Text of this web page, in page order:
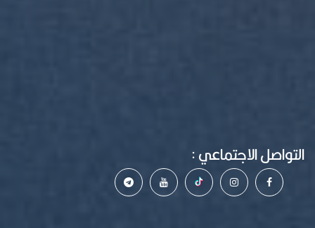
التواصل الاجتماعي :